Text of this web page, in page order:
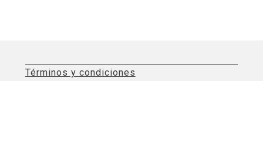
Términos y condiciones